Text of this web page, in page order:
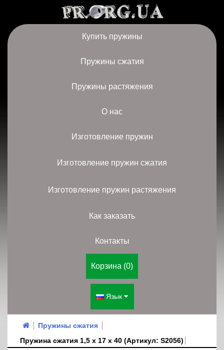
Купить пружины
Пружины сжатия
Пружины растяжения
О нас
Изготовление пружин
Изготовление пружин сжатия
Изготовление пружин растяжения
Как заказать
Контакты
Корзина (0)
Язык
Пружины сжатия
Пружина сжатия 1,5 х 17 х 40 (Артикул: S2056)